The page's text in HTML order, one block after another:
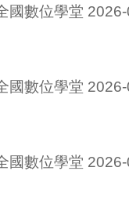
國數位學堂
國數位學堂
國數位學堂